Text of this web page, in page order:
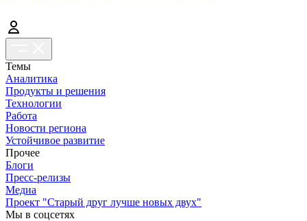
Темы
Аналитика
Продукты и решения
Технологии
Работа
Новости региона
Устойчивое развитие
Прочее
Блоги
Пресс-релизы
Медиа
Проект "Старый друг лучше новых двух"
Мы в соцсетях